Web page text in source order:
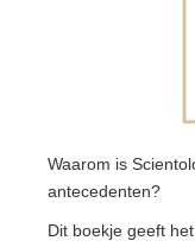
Waarom is
antecedenten?
Dit boekje geeft